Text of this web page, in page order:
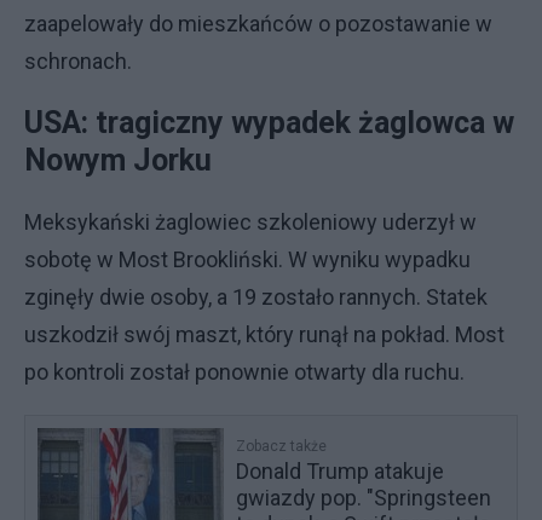
zaapelowały do mieszkańców o pozostawanie w
schronach.
USA: tragiczny wypadek żaglowca w
Nowym Jorku
Meksykański żaglowiec szkoleniowy uderzył w
sobotę w Most Brookliński. W wyniku wypadku
zginęły dwie osoby, a 19 zostało rannych. Statek
uszkodził swój maszt, który runął na pokład. Most
po kontroli został ponownie otwarty dla ruchu.
Zobacz także
Donald Trump atakuje
gwiazdy pop. "Springsteen